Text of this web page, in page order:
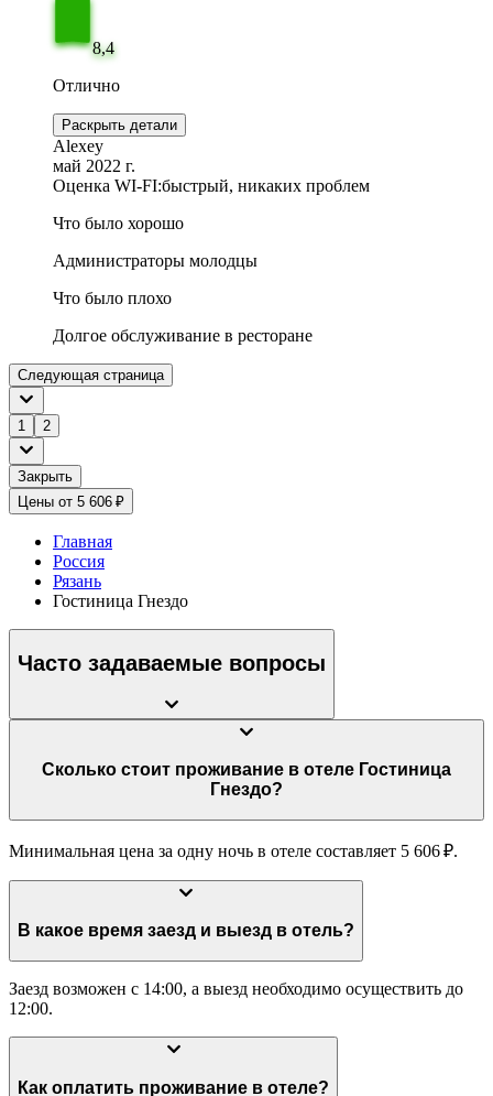
8,4
Отлично
Раскрыть детали
Alexey
май 2022 г.
Оценка WI-FI:быстрый, никаких проблем
Что было хорошо
Администраторы молодцы
Что было плохо
Долгое обслуживание в ресторане
Следующая страница
1 2
Закрыть
Цены от 5 606 ₽
Главная
Россия
Рязань
Гостиница Гнездо
Часто задаваемые вопросы
Сколько стоит проживание в отеле Гостиница
Гнездо?
Минимальная цена за одну ночь в отеле составляет 5 606 ₽.
В какое время заезд и выезд в отель?
Заезд возможен с 14:00, а выезд необходимо осуществить до
12:00.
Как оплатить проживание в отеле?